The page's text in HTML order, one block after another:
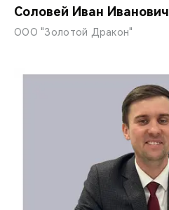
Соловей Иван Иванович
ООО "Золотой Дракон"